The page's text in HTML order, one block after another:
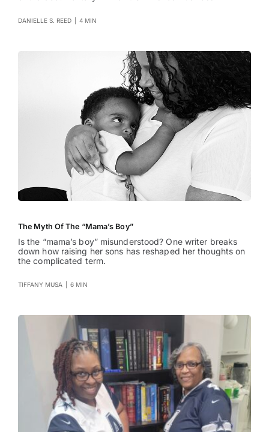
DANIELLE S. REED 4 MIN
The Myth Of The “Mama’s Boy”
Is the “mama’s boy” misunderstood? One writer breaks
down how raising her sons has reshaped her thoughts on
the complicated term.
TIFFANY MUSA 6 MIN